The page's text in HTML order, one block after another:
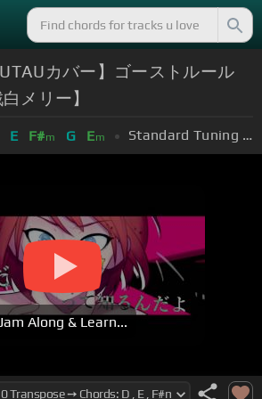
UTAUカバー】ゴーストルール
メリー】
E F#m G Em Standard Tuning (EADGBE)
Along & Learn...